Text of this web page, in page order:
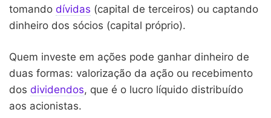
tomando dívidas (capital de terceiros) ou captando
dinheiro dos sócios (capital próprio).
Quem investe em ações pode ganhar dinheiro de
duas formas: valorização da ação ou recebimento
dos dividendos, que é o lucro líquido distribuído
aos acionistas.